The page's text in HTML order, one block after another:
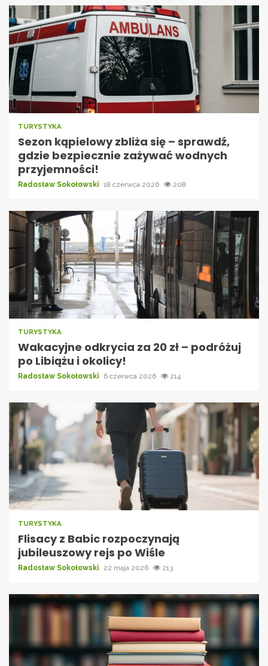
TURYSTYKA
Sezon kąpielowy zbliża się – sprawdź,
gdzie bezpiecznie zażywać wodnych
przyjemności!
Radosław Sokołowski 18 czerwca 2026 208
TURYSTYKA
Wakacyjne odkrycia za 20 zł – podróżuj
po Libiążu i okolicy!
Radosław Sokołowski 6 czerwca 2026 214
TURYSTYKA
Flisacy z Babic rozpoczynają
jubileuszowy rejs po Wiśle
Radosław Sokołowski 22 maja 2026 213